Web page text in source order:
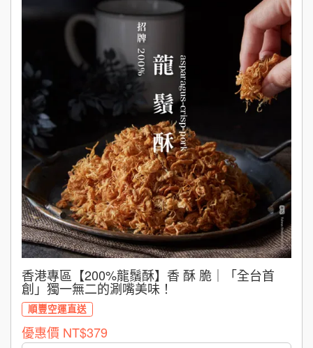
香港專區【200%龍鬚酥】香 酥 脆｜「全台首
創」獨一無二的涮嘴美味！
順豐空運直送
優惠價 NT$379